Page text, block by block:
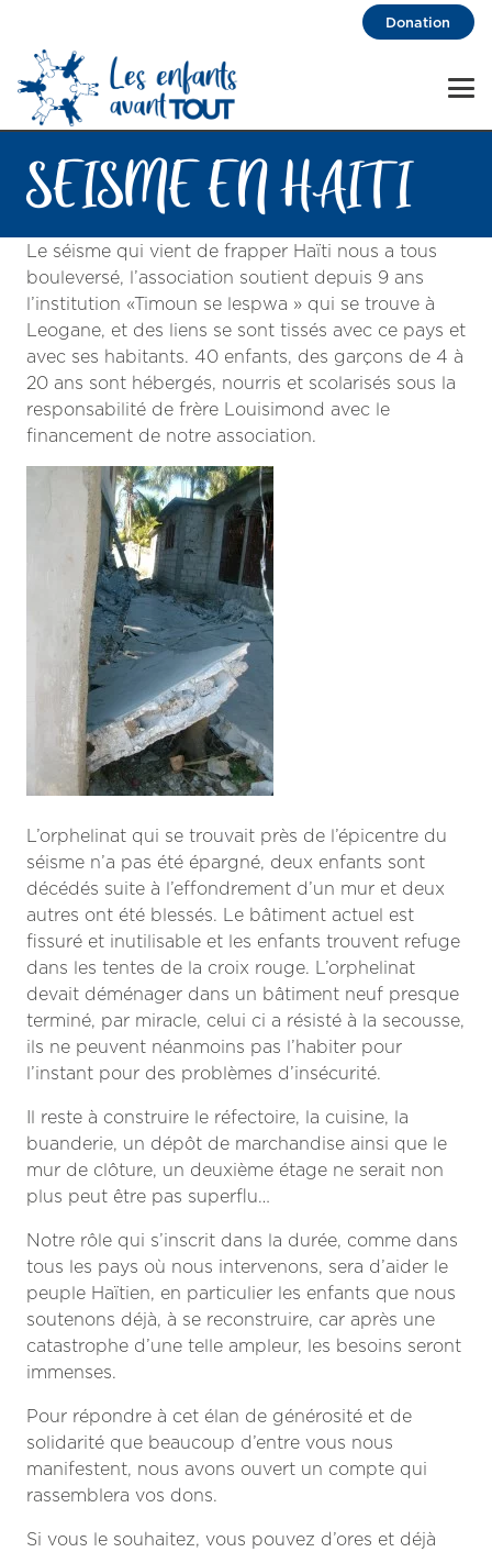
Donation
SEISME EN HAITI
Le séisme qui vient de frapper Haïti nous a tous
bouleversé, l’association soutient depuis 9 ans
l’institution «Timoun se lespwa » qui se trouve à
Leogane, et des liens se sont tissés avec ce pays et
avec ses habitants. 40 enfants, des garçons de 4 à
20 ans sont hébergés, nourris et scolarisés sous la
responsabilité de frère Louisimond avec le
financement de notre association.
L’orphelinat qui se trouvait près de l’épicentre du
séisme n’a pas été épargné, deux enfants sont
décédés suite à l’effondrement d’un mur et deux
autres ont été blessés. Le bâtiment actuel est
fissuré et inutilisable et les enfants trouvent refuge
dans les tentes de la croix rouge. L’orphelinat
devait déménager dans un bâtiment neuf presque
terminé, par miracle, celui ci a résisté à la secousse,
ils ne peuvent néanmoins pas l’habiter pour
l’instant pour des problèmes d’insécurité.
Il reste à construire le réfectoire, la cuisine, la
buanderie, un dépôt de marchandise ainsi que le
mur de clôture, un deuxième étage ne serait non
plus peut être pas superflu…
Notre rôle qui s’inscrit dans la durée, comme dans
tous les pays où nous intervenons, sera d’aider le
peuple Haïtien, en particulier les enfants que nous
soutenons déjà, à se reconstruire, car après une
catastrophe d’une telle ampleur, les besoins seront
immenses.
Pour répondre à cet élan de générosité et de
solidarité que beaucoup d’entre vous nous
manifestent, nous avons ouvert un compte qui
rassemblera vos dons.
Si vous le souhaitez, vous pouvez d’ores et déjà